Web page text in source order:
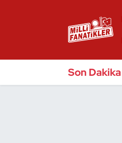
Son Dakika